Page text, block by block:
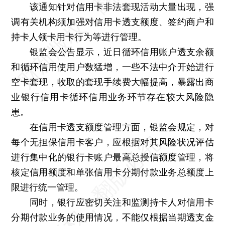
该通知针对信用卡非法套现活动大量出现，强
调有关机构须加强对信用卡透支额度、签约商户和
持卡人领卡用卡行为等进行管理。
银监会公告显示，近日循环信用账户透支余额
和循环信用使用户数猛增，一些不法中介开始进行
空卡套现，收取的套现手续费大幅提高，暴露出商
业银行信用卡循环信用业务环节存在较大风险隐
患。
在信用卡透支额度管理方面，银监会规定，对
每个无担保信用卡客户，应根据对其风险状况评估
进行集中化的银行卡账户最高总授信额度管理，将
核定信用额度和单张信用卡分期付款业务总额度上
限进行统一管理。
同时，银行应密切关注和监测持卡人对信用卡
分期付款业务的使用情况，不能仅根据当期透支金